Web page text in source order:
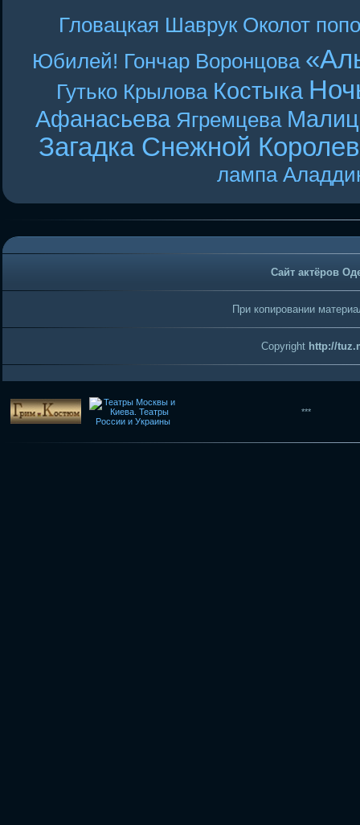
Гловацкая Шаврук Околот
Юбилей! Гончар Воронцова
Гутько Крылова Костыка
Афанасьева Ягремцева
Загадка Снежной
лампа
Сайт актёров
При копировании
Copyright http://
***